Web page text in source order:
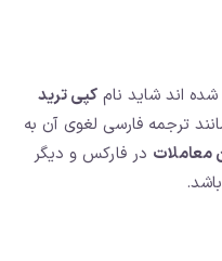
شده اند شاید نام کپی ترید
ترجمه فارسی لغوی آن به
معاملات در فارکس و دیگر